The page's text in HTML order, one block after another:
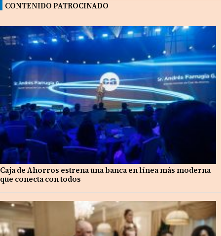
CONTENIDO PATROCINADO
Caja de Ahorros estrena una banca en línea más moderna
que conecta con todos